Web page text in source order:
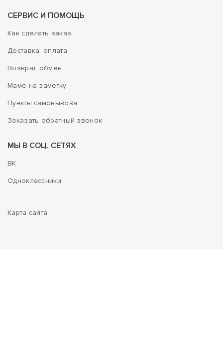
СЕРВИС И ПОМОЩЬ
Как сделать заказ
Доставка, оплата
Возврат, обмен
Маме на заметку
Пункты самовывоза
Заказать обратный звонок
МЫ В СОЦ. СЕТЯХ
ВК
Одноклассники
Карта сайта